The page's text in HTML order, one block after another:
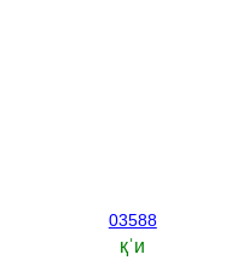
03588
қˈи